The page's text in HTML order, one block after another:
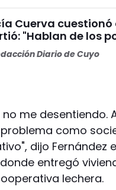
Cuerva
"Hablan de los
Diario de Cuyo
me desentiendo.
como
dijo Fernández
entregó
lechera.